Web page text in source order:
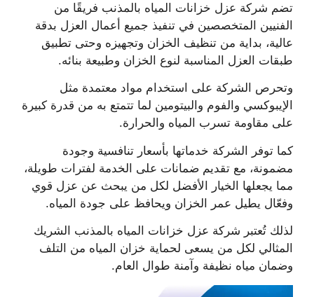
تضم شركة عزل خزانات المياه بالمذنب فريقًا من
الفنيين المتخصصين في تنفيذ جميع أعمال العزل بدقة
عالية، بداية من تنظيف الخزان وتجهيزه وحتى تطبيق
طبقات العزل المناسبة لنوع الخزان وطبيعة بنائه.
وتحرص الشركة على استخدام مواد معتمدة مثل
الإيبوكسي والفوم والبيتومين لما تتمتع به من قدرة كبيرة
على مقاومة تسرب المياه والحرارة.
كما توفر الشركة خدماتها بأسعار تنافسية وجودة
مضمونة، مع تقديم ضمانات على الخدمة لفترات طويلة،
مما يجعلها الخيار الأفضل لكل من يبحث عن عزل قوي
وفعّال يطيل عمر الخزان ويحافظ على جودة المياه.
لذلك تُعتبر شركة عزل خزانات المياه بالمذنب الشريك
المثالي لكل من يسعى لحماية خزان المياه من التلف
وضمان مياه نظيفة وآمنة طوال العام.